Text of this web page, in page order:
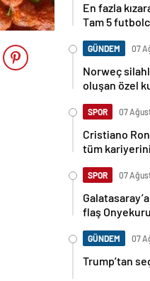
En fazla
Tam 5
GÜNDEM 07
Norweç
oluşan özel
SPOR 07
Cristiano
tüm
SPOR 07
flaş
GÜNDEM 07
Trump’tan